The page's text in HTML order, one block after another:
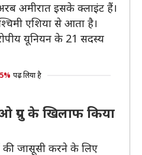
अमीरात इसके क्लाइंट हैं।
एशिया से आता है।
यूनियन के 21 सदस्य
पढ़ लिया है
ग्रुप के खिलाफ किया
की जासूसी करने के लिए